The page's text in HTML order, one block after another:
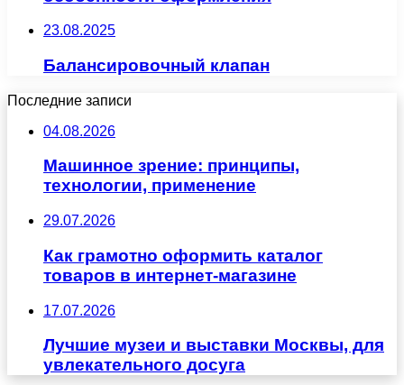
23.08.2025
Балансировочный клапан
Последние записи
04.08.2026
Машинное зрение: принципы,
технологии, применение
29.07.2026
Как грамотно оформить каталог
товаров в интернет-магазине
17.07.2026
Лучшие музеи и выставки Москвы, для
увлекательного досуга